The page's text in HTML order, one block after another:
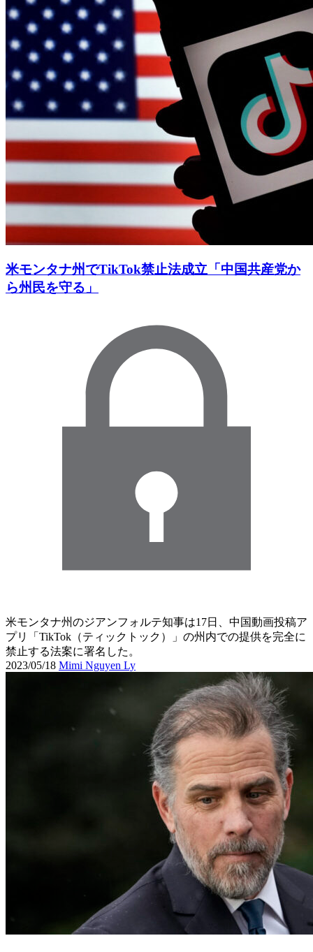
米モンタナ州でTikTok禁止法成立「中国共産党か
ら州民を守る」
米モンタナ州のジアンフォルテ知事は17日、中国動画投稿ア
プリ「TikTok（ティックトック）」の州内での提供を完全に
禁止する法案に署名した。
2023/05/18 Mimi Nguyen Ly